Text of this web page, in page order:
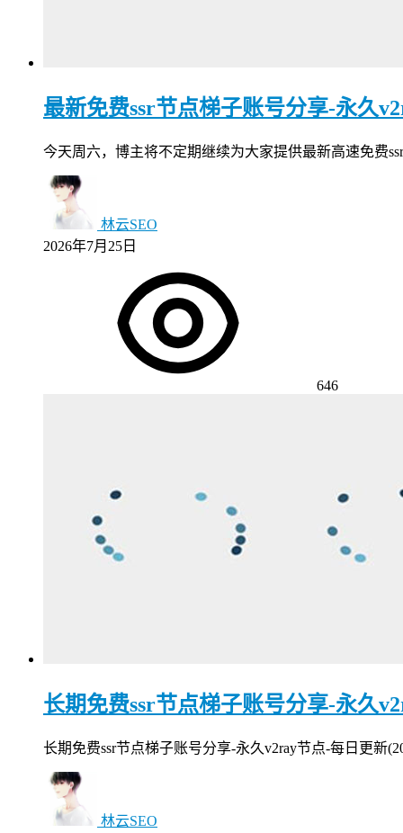
最新免费ssr节点梯子账号分享-永久
今天周六，博主将不定期继续为大家提供最新高速免费
林云SEO
2026年7月25日
646
长期免费ssr节点梯子账号分享-永久
长期免费ssr节点梯子账号分享-永久v2ray节点-每日更新
林云SEO